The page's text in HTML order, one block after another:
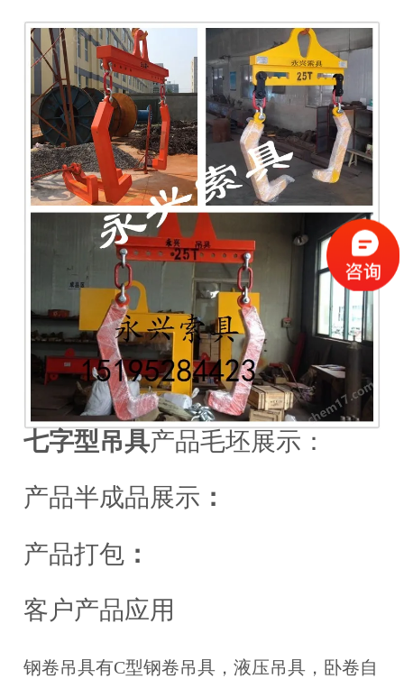
七字型吊具产品毛坯展示：
产品半成品展示 ：
产品打包 ：
客户产品应用
钢卷吊具有C型钢卷吊具，液压吊具，卧卷自